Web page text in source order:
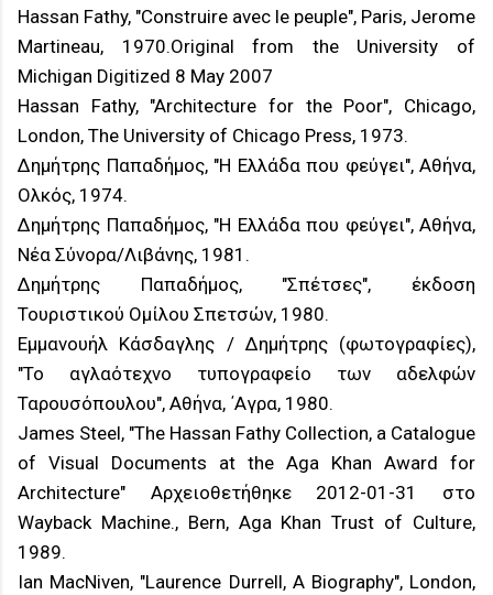
Hassan Fathy, "Construire avec le peuple", Paris, Jerome
Martineau, 1970.Original from the University of
Michigan Digitized 8 May 2007
Hassan Fathy, "Architecture for the Poor", Chicago,
London, The University of Chicago Press, 1973.
Δημήτρης Παπαδήμος, "Η Ελλάδα που φεύγει", Αθήνα,
Ολκός, 1974.
Δημήτρης Παπαδήμος, "Η Ελλάδα που φεύγει", Αθήνα,
Νέα Σύνορα/Λιβάνης, 1981.
Δημήτρης Παπαδήμος, "Σπέτσες", έκδοση
Τουριστικού Ομίλου Σπετσών, 1980.
Εμμανουήλ Κάσδαγλης / Δημήτρης (φωτογραφίες),
"Το αγλαότεχνο τυπογραφείο των αδελφών
Ταρουσόπουλου", Αθήνα, ΄Αγρα, 1980.
James Steel, "The Hassan Fathy Collection, a Catalogue
of Visual Documents at the Aga Khan Award for
Architecture" Αρχειοθετήθηκε 2012-01-31 στο
Wayback Machine., Bern, Aga Khan Trust of Culture,
1989.
Ian MacNiven, "Laurence Durrell, A Biography", London,